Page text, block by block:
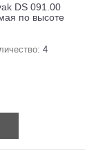
DS 091.00
по высоте
4